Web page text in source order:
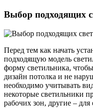
Выбор подходящих
Перед тем как начать
подходящую модель
форму светильника,
дизайн потолка и не
необходимо учитывать
некоторые светильники
рабочих зон, другие – для